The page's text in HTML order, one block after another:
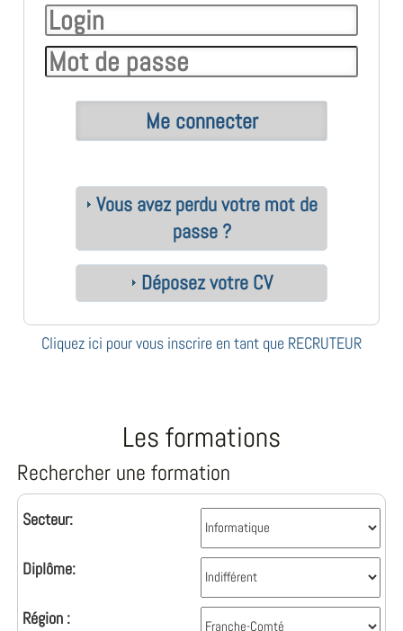
Vous avez perdu votre mot de
passe ?
Déposez votre CV
Cliquez ici pour vous inscrire en tant que RECRUTEUR
Les formations
Rechercher une formation
Secteur:
Diplôme:
Région :